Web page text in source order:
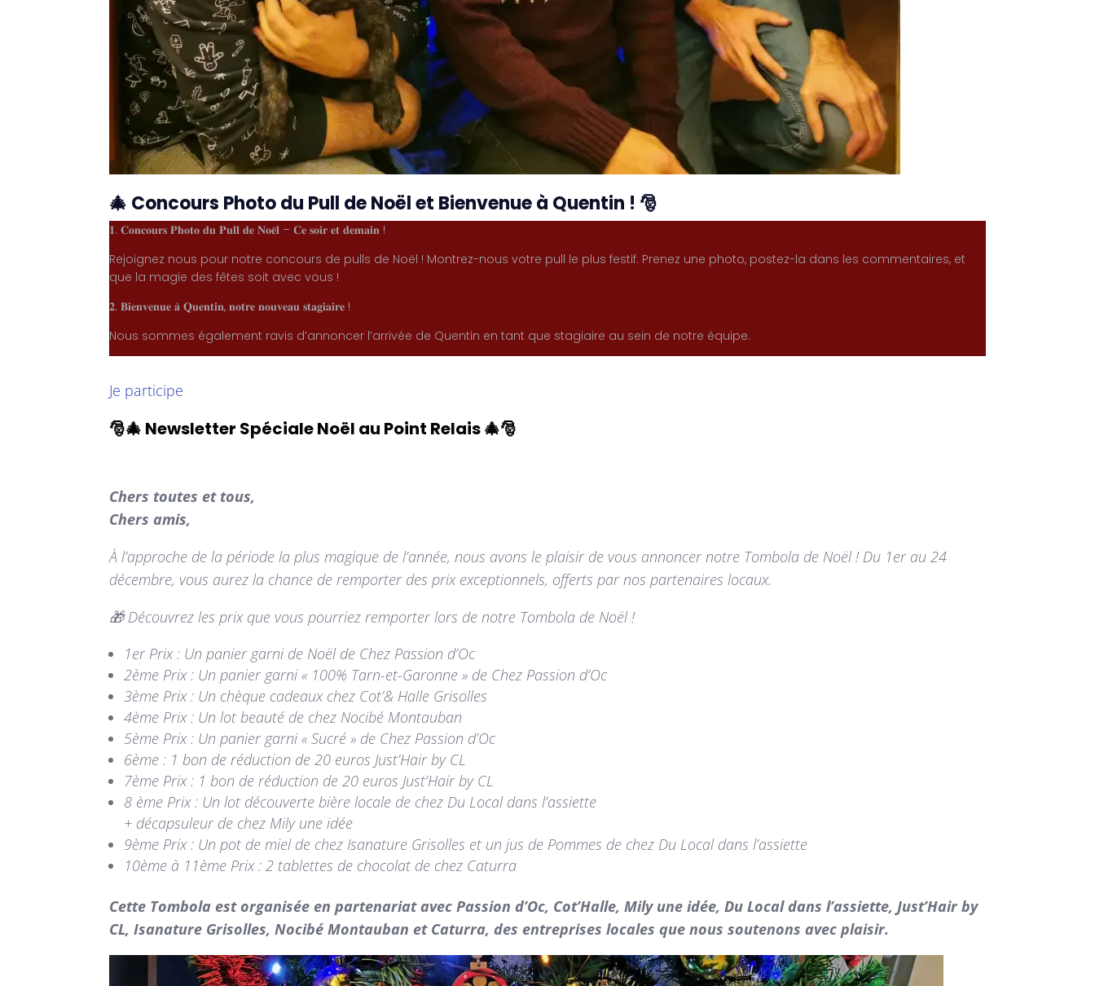
🎄 Concours Photo du Pull de Noël et Bienvenue à Quentin ! 🎅
𝟏. 𝐂𝐨𝐧𝐜𝐨𝐮𝐫𝐬 𝐏𝐡𝐨𝐭𝐨 𝐝𝐮 𝐏𝐮𝐥𝐥 𝐝𝐞 𝐍𝐨𝐞̈𝐥 – 𝐂𝐞 𝐬𝐨𝐢𝐫 𝐞𝐭 𝐝𝐞𝐦𝐚𝐢𝐧 !
Rejoignez nous pour notre concours de pulls de Noël ! Montrez-nous votre pull le plus festif. Prenez une photo, postez-la dans les commentaires, et
que la magie des fêtes soit avec vous !
𝟐. 𝐁𝐢𝐞𝐧𝐯𝐞𝐧𝐮𝐞 𝐚̀ 𝐐𝐮𝐞𝐧𝐭𝐢𝐧, 𝐧𝐨𝐭𝐫𝐞 𝐧𝐨𝐮𝐯𝐞𝐚𝐮 𝐬𝐭𝐚𝐠𝐢𝐚𝐢𝐫𝐞 !
Nous sommes également ravis d’annoncer l’arrivée de Quentin en tant que stagiaire au sein de notre équipe.
Je participe
🎅🎄 Newsletter Spéciale Noël au Point Relais 🎄🎅
Chers toutes et tous,
Chers amis,
À l’approche de la période la plus magique de l’année, nous avons le plaisir de vous annoncer notre Tombola de Noël ! Du 1er au 24
décembre, vous aurez la chance de remporter des prix exceptionnels, offerts par nos partenaires locaux.
🎁 Découvrez les prix que vous pourriez remporter lors de notre Tombola de Noël !
1er Prix : Un panier garni de Noël de Chez Passion d’Oc
2ème Prix : Un panier garni « 100% Tarn-et-Garonne » de Chez Passion d’Oc
3ème Prix : Un chèque cadeaux chez Cot’& Halle Grisolles
4ème Prix : Un lot beauté de chez Nocibé Montauban
5ème Prix : Un panier garni « Sucré » de Chez Passion d’Oc
6ème : 1 bon de réduction de 20 euros Just’Hair by CL
7ème Prix : 1 bon de réduction de 20 euros Just’Hair by CL
8 ème Prix : Un lot découverte bière locale de chez Du Local dans l’assiette
+ décapsuleur de chez Mily une idée
9ème Prix : Un pot de miel de chez Isanature Grisolles et un jus de Pommes de chez Du Local dans l’assiette
10ème à 11ème Prix : 2 tablettes de chocolat de chez Caturra
Cette Tombola est organisée en partenariat avec Passion d’Oc, Cot’Halle, Mily une idée, Du Local dans l’assiette, Just’Hair by
CL, Isanature Grisolles, Nocibé Montauban et Caturra, des entreprises locales que nous soutenons avec plaisir.